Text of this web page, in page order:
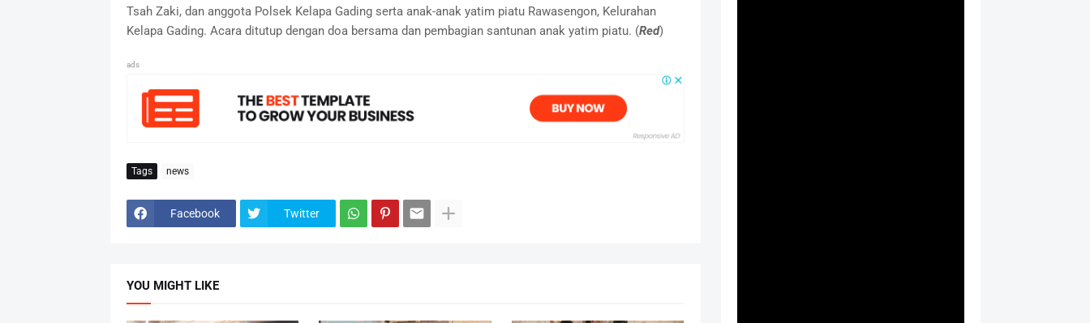
Tsah Zaki, dan anggota Polsek Kelapa Gading serta anak-anak yatim piatu Rawasengon, Kelurahan
Kelapa Gading. Acara ditutup dengan doa bersama dan pembagian santunan anak yatim piatu. (Red)
ads
Tags news
Facebook Twitter
YOU MIGHT LIKE